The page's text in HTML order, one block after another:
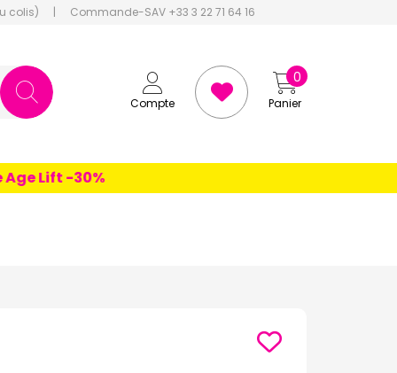
colis) | Commande-SAV +33 3 22 71 64 16
Compte Panier
0
Lift -30%